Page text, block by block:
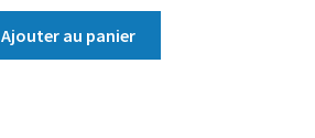
Ajouter au panier